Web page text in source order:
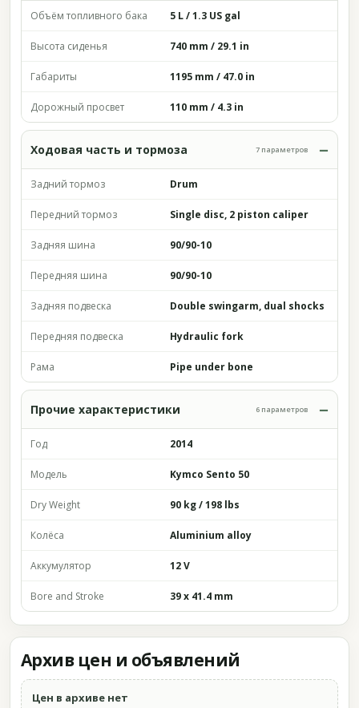
Объём топливного бака 5 L / 1.3 US gal
Высота сиденья 740 mm / 29.1 in
Габариты 1195 mm / 47.0 in
Дорожный просвет 110 mm / 4.3 in
Ходовая часть и тормоза 7 параметров
Задний тормоз Drum
Передний тормоз Single disc, 2 piston caliper
Задняя шина 90/90-10
Передняя шина 90/90-10
Задняя подвеска Double swingarm, dual shocks
Передняя подвеска Hydraulic fork
Рама Pipe under bone
Прочие характеристики 6 параметров
Год 2014
Модель Kymco Sento 50
Dry Weight 90 kg / 198 lbs
Колёса Aluminium alloy
Аккумулятор 12 V
Bore and Stroke 39 x 41.4 mm
Архив цен и объявлений
Цен в архиве нет